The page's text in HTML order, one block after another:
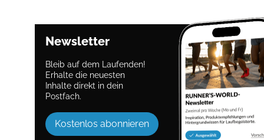
Newsletter
Bleib auf dem Laufenden!
Erhalte die neuesten
Inhalte direkt in dein
Postfach.
Kostenlos abonnieren